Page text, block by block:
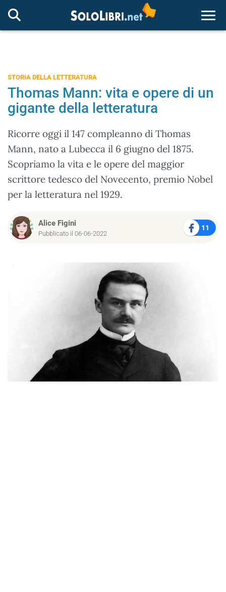
STORIA DELLA LETTERATURA
Thomas Mann: vita e opere di un
gigante della letteratura
Ricorre oggi il 147 compleanno di Thomas
Mann, nato a Lubecca il 6 giugno del 1875.
Scopriamo la vita e le opere del maggior
scrittore tedesco del Novecento, premio Nobel
per la letteratura nel 1929.
Alice Figini
Pubblicato il 06-06-2022
11